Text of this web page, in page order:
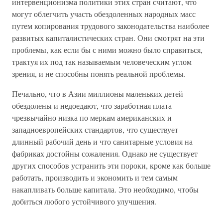
могут облегчить участь обездоленных народных масс
путем копирования трудового законодательства наиболее
развитых капиталистических стран. Они смотрят на эти
проблемы, как если бы с ними можно было справиться,
трактуя их под так называемым человеческим углом
зрения, и не способны понять реальной проблемы.
Печально, что в Азии миллионы маленьких детей
обездолены и недоедают, что заработная плата
чрезвычайно низка по меркам американских и
западноевропейских стандартов, что существует
длинный рабочий день и что санитарные условия на
фабриках достойны сожаления. Однако не существует
других способов устранить эти пороки, кроме как больше
работать, производить и экономить и тем самым
накапливать больше капитала. Это необходимо, чтобы
добиться любого устойчивого улучшения.